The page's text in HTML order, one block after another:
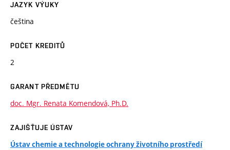
JAZYK VÝUKY
čeština
POČET KREDITŮ
2
GARANT PŘEDMĚTU
doc. Mgr. Renata Komendová, Ph.D.
ZAJIŠŤUJE ÚSTAV
Ústav chemie a technologie ochrany životního prostředí